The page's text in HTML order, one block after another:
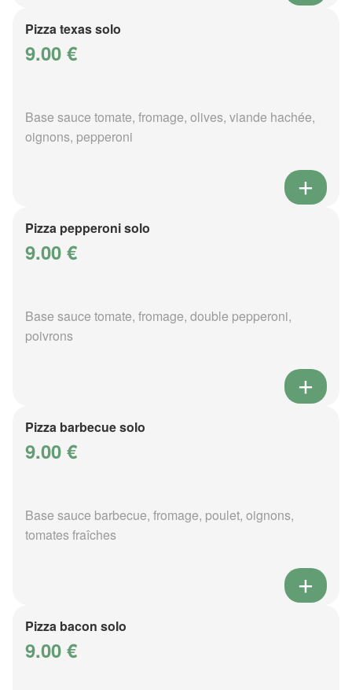
Pizza texas solo
9.00 €
Base sauce tomate, fromage, olives, viande hachée,
oignons, pepperoni
Pizza pepperoni solo
9.00 €
Base sauce tomate, fromage, double pepperoni,
poivrons
Pizza barbecue solo
9.00 €
Base sauce barbecue, fromage, poulet, oignons,
tomates fraîches
Pizza bacon solo
9.00 €